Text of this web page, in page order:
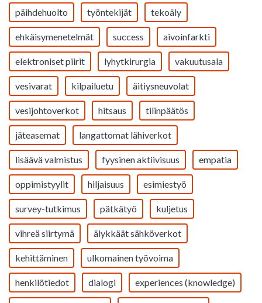
päihdehuolto työntekijät tekoäly
ehkäisymenetelmät success aivoinfarkti
elektroniset piirit lyhytkirurgia vakuutusala
vesivarat kilpailuetu äitiysneuvolat
vesijohtoverkot hitsaus tilinpäätös
jäteasemat langattomat lähiverkot
lisäävä valmistus fyysinen aktiivisuus empatia
oppimistyylit hiljaisuus esimiestyö
survey-tutkimus pätkätyö kuljetus
vihreä siirtymä älykkäät sähköverkot
kehittäminen ulkomainen työvoima
henkilötiedot dialogi experiences (knowledge)